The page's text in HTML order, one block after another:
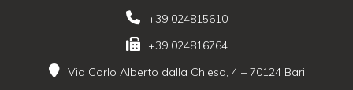
+39 024815610
+39 024816764
Via Carlo Alberto dalla Chiesa, 4 – 70124 Bari